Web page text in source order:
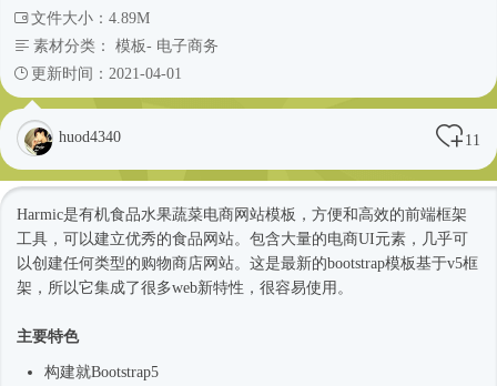
文件大小：4.89M
素材分类： 模板- 电子商务
更新时间：2021-04-01
huod4340 11
Harmic是有机食品水果蔬菜电商网站模板 ，方便和高效的前端框架
工具，可以建立优秀的食品网站。包含大量的电商UI元素，几乎可
以创建任何类型的购物商店网站。这是最新的bootstrap模板基于v5框
架，所以它集成了很多web新特性，很容易使用。
主要特色
构建就Bootstrap5